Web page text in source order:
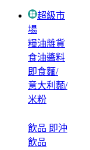
超級市
場
糧油雜貨
食油醬料
即食麵/
意大利麵/
米粉
飲品 即沖
飲品